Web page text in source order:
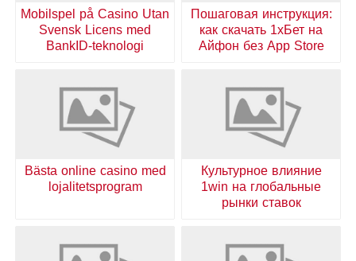
Пошаговая инструкция:
как скачать 1хБет на
Айфон без App Store
Mobilspel på Casino Utan
Svensk Licens med
BankID-teknologi
Культурное влияние
1win на глобальные
рынки ставок
Bästa online casino med
lojalitetsprogram